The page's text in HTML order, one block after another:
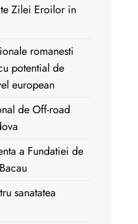
Zilei Eroilor in
romanesti
potential de
european
de Off-road
a Fundatiei de
sanatatea